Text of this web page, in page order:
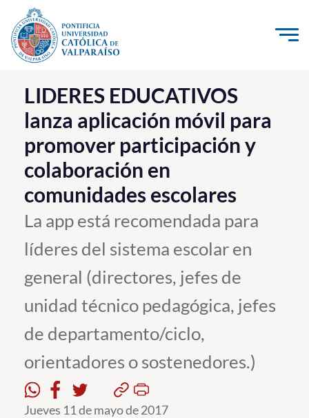
Click acá para ir directamente al contenido
La Universidad
Investigación, Creación e Innovación
PUCV Internacional
Vinculación con el Medio
Admisión
Pregrado
Postgrado
Formación Continua
Estudiantes
Académicos
Funcionarios
LIDERES EDUCATIVOS
lanza aplicación móvil para
promover participación y
colaboración en
comunidades escolares
La app está recomendada para
líderes del sistema escolar en
general (directores, jefes de
unidad técnico pedagógica, jefes
de departamento/ciclo,
orientadores o sostenedores.)
Jueves 11 de mayo de 2017